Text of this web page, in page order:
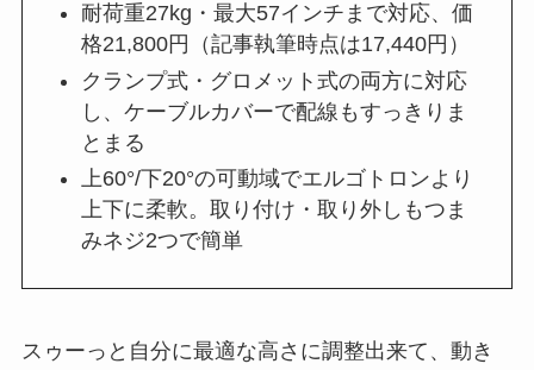
耐荷重27kg・最大57インチまで対応、価
格21,800円（記事執筆時点は17,440円）
クランプ式・グロメット式の両方に対応
し、ケーブルカバーで配線もすっきりま
とまる
上60°/下20°の可動域でエルゴトロンより
上下に柔軟。取り付け・取り外しもつま
みネジ2つで簡単
スゥーっと自分に最適な高さに調整出来て、動き